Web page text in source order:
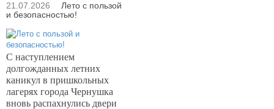
21.07.2026
Лето с пользой
и безопасностью!
С наступлением
долгожданных летних
каникул в пришкольных
лагерях города Чернушка
вновь распахнулись двери